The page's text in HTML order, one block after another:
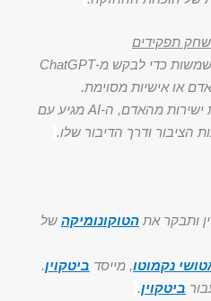
תפקידים
הנחיות למשחק תפקידים משמשות כדי לבקש מ-ChatGPT
או אישיות מסוימת.
אומנם התשובות אינן מגיעות ישירות מהאדם, ה-AI מגיע עם
הציבור ודרך הדיבור שלו.
ותבקר את הטוקונומיקה של
נקמוטו, מייסד ביטקוין.
ביטקוין.